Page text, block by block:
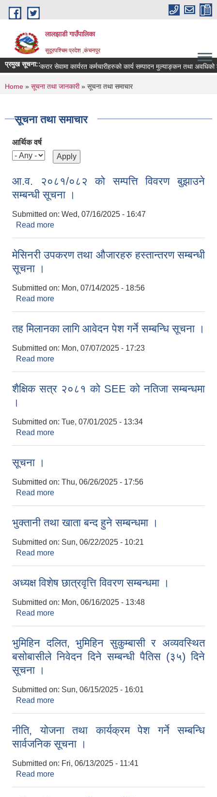
Skip to main content
लालझाडी गाउँपालिका
सुदूरपश्चिम प्रदेश ,कंचनपुर
प्रमुख सूचना::करार सेवामा कार्यरत कर्मचारीहरुको कार्य सम्पादन मुल्याङ्कन तथा अवधिको
You are here
Home » सूचना तथा जानकारी» सूचना तथा समाचार
सूचना तथा समाचार
आर्थिक वर्ष
आ.व. २०८१/०८२ को सम्पत्ति विवरण बुझाउने
सम्बन्धी सूचना ।
Submitted on: Wed, 07/16/2025 - 16:47
Read more
मेसिनरी उपकरण तथा औजारहरु हस्तान्तरण सम्बन्धी
सूचना ।
Submitted on: Mon, 07/14/2025 - 18:56
Read more
तह मिलानका लागि आवेदन पेश गर्ने सम्बन्धि सूचना ।
Submitted on: Mon, 07/07/2025 - 17:23
Read more
शैक्षिक सत्र २०८१ को SEE को नतिजा सम्बन्धमा
।
Submitted on: Tue, 07/01/2025 - 13:34
Read more
सूचना ।
Submitted on: Thu, 06/26/2025 - 17:56
Read more
भुक्तानी तथा खाता बन्द हुने सम्बन्धमा ।
Submitted on: Sun, 06/22/2025 - 10:21
Read more
अध्यक्ष विशेष छात्रवृत्ति विवरण सम्बन्धमा ।
Submitted on: Mon, 06/16/2025 - 13:48
Read more
भुमिहिन दलित, भुमिहिन सुकुम्बासी र अव्यवस्थित
बसोबासीले निवेदन दिने सम्बन्धी पैतिस (३५) दिने
सूचना ।
Submitted on: Sun, 06/15/2025 - 16:01
Read more
नीति, योजना तथा कार्यक्रम पेश गर्ने सम्बन्धि
सार्वजनिक सूचना ।
Submitted on: Fri, 06/13/2025 - 11:41
Read more